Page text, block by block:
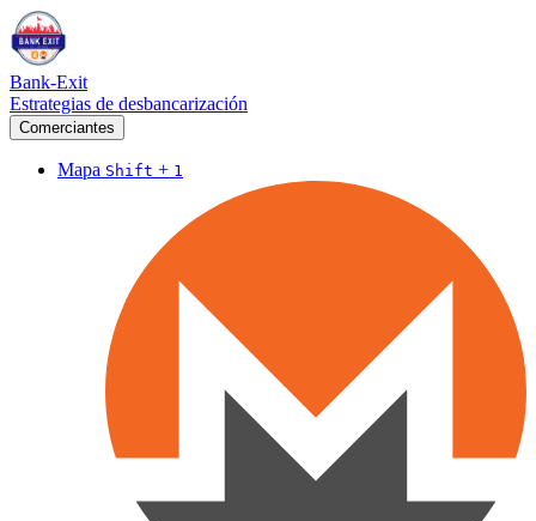
Bank-Exit
Estrategias de desbancarización
Comerciantes
Mapa Shift + 1